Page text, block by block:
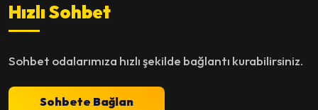
Hızlı Sohbet
Sohbet odalarımıza hızlı şekilde bağlantı kurabilirsiniz.
Sohbete Bağlan